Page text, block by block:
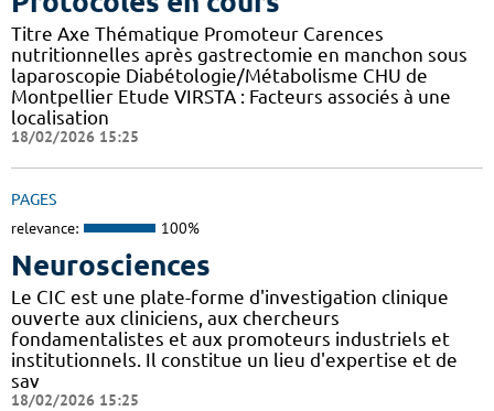
Titre Axe Thématique Promoteur Carences
nutritionnelles après gastrectomie en manchon sous
laparoscopie Diabétologie/Métabolisme CHU de
Montpellier Etude VIRSTA : Facteurs associés à une
localisation
18/02/2026 15:25
PAGES
relevance: 100%
Neurosciences
Le CIC est une plate-forme d'investigation clinique
ouverte aux cliniciens, aux chercheurs
fondamentalistes et aux promoteurs industriels et
institutionnels. Il constitue un lieu d'expertise et de
sav
18/02/2026 15:25